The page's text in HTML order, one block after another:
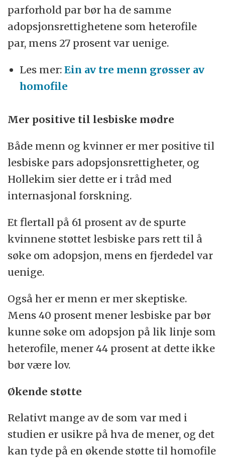
parforhold par bør ha de samme
adopsjonsrettighetene som heterofile
par, mens 27 prosent var uenige.
Les mer:Ein av tre menn grøsser av
homofile
Mer positive til lesbiske mødre
Både menn og kvinner er mer positive til
lesbiske pars adopsjonsrettigheter, og
Hollekim sier dette er i tråd med
internasjonal forskning.
Et flertall på 61 prosent av de spurte
kvinnene støttet lesbiske pars rett til å
søke om adopsjon, mens en fjerdedel var
uenige.
Også her er menn er mer skeptiske.
Mens 40 prosent mener lesbiske par bør
kunne søke om adopsjon på lik linje som
heterofile, mener 44 prosent at dette ikke
bør være lov.
Økende støtte
Relativt mange av de som var med i
studien er usikre på hva de mener, og det
kan tyde på en økende støtte til homofile